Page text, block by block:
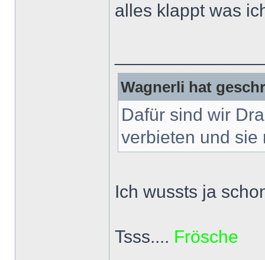
alles klappt was
Wagnerli hat
Dafür sind wir
verbieten und sie
Ich wussts ja
Tsss.... Frösche